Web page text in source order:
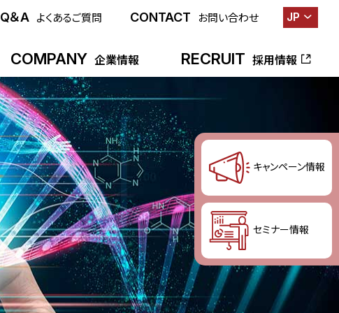
Q＆A よくあるご質問 CONTACT お問い合わせ JP
COMPANY 企業情報 RECRUIT 採用情報
キャンペーン情報
セミナー情報